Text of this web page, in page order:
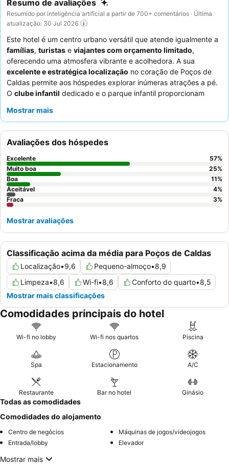
Resumo de avaliações
Resumido por inteligência artificial a partir de 700+ comentários · Última
atualização: 30 Jul 2026
Este hotel é um centro urbano versátil que atende igualmente a
famílias, turistas e viajantes com orçamento limitado,
oferecendo uma atmosfera vibrante e acolhedora. A sua
excelente e estratégica localização no coração de Poços de
Caldas permite aos hóspedes explorar inúmeras atrações a pé.
O clube infantil dedicado e o parque infantil proporcionam
o uma escolha ideal para famílias. Os hóspedes elogiam
buffet de pequeno-almoço
variedade de opções, incluindo escolhas sem glúten. Para uma
experiência mais tranquila, considere solicitar um quarto virado
para o lado oposto à rua.
Mostrar mais
Classificação acima da média para Poços de Caldas
Localização•9,6 Pequeno-almoço•8,9
Limpeza•8,6 Wi-fi•8,6 Conforto do quarto•8,5
Mostrar mais classificações
Avaliações dos hóspedes
Excelente 57%
Muito boa
25%
Boa
11%
Aceitável
4%
Fraca
3%
Mostrar avaliações
Comodidades principais do hotel
Wi-fi no lobby Wi-fi nos quartos Piscina
Spa Estacionamento A/C
Restaurante Bar no hotel Ginásio
Todas as comodidades
Comodidades do alojamento
Centro de negócios
Máquinas de jogos/videojogos
Entrada/lobby
Elevador
Mostrar mais